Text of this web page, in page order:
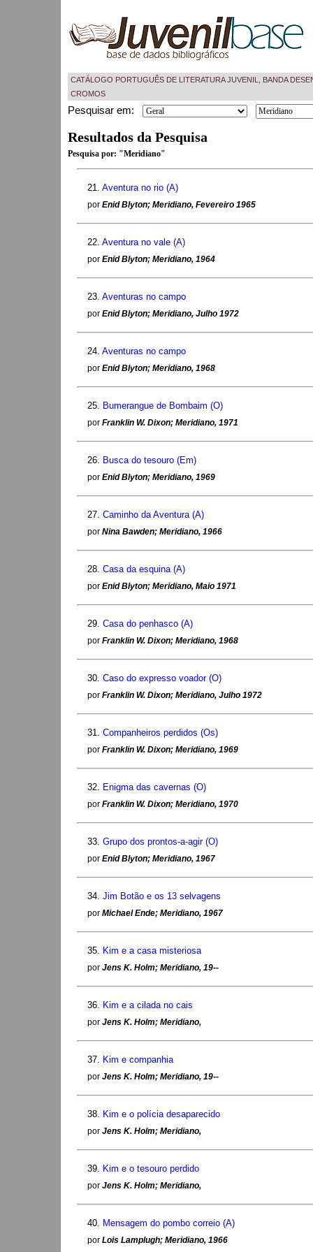
CATÁLOGO PORTUGUÊS DE LITERATURA JUVENIL, BANDA
CROMOS
Pesquisar em:
Resultados da Pesquisa
Pesquisa por: "Meridiano"
21. Aventura no rio (A)
por Enid Blyton; Meridiano, Fevereiro 1965
22. Aventura no vale (A)
por Enid Blyton; Meridiano, 1964
23. Aventuras no campo
por Enid Blyton; Meridiano, Julho 1972
24. Aventuras no campo
por Enid Blyton; Meridiano, 1968
25. Bumerangue de Bombaim (O)
por Franklin W. Dixon; Meridiano, 1971
26. Busca do tesouro (Em)
por Enid Blyton; Meridiano, 1969
27. Caminho da Aventura (A)
por Nina Bawden; Meridiano, 1966
28. Casa da esquina (A)
por Enid Blyton; Meridiano, Maio 1971
29. Casa do penhasco (A)
por Franklin W. Dixon; Meridiano, 1968
30. Caso do expresso voador (O)
por Franklin W. Dixon; Meridiano, Julho 1972
31. Companheiros perdidos (Os)
por Franklin W. Dixon; Meridiano, 1969
32. Enigma das cavernas (O)
por Franklin W. Dixon; Meridiano, 1970
33. Grupo dos prontos-a-agir (O)
por Enid Blyton; Meridiano, 1967
34. Jim Botão e os 13 selvagens
por Michael Ende; Meridiano, 1967
35. Kim e a casa misteriosa
por Jens K. Holm; Meridiano, 19--
36. Kim e a cilada no cais
por Jens K. Holm; Meridiano,
37. Kim e companhia
por Jens K. Holm; Meridiano, 19--
38. Kim e o polícia desaparecido
por Jens K. Holm; Meridiano,
39. Kim e o tesouro perdido
por Jens K. Holm; Meridiano,
40. Mensagem do pombo correio (A)
por Lois Lamplugh; Meridiano, 1966